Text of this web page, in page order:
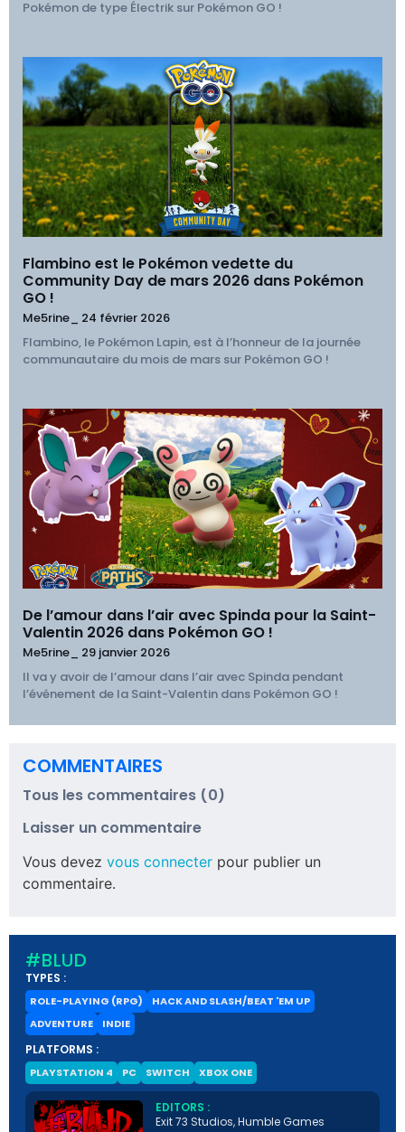
Pokémon de type Électrik sur Pokémon GO !
Flambino est le Pokémon vedette du
Community Day de mars 2026 dans Pokémon
GO !
Me5rine_ 24 février 2026
Flambino, le Pokémon Lapin, est à l’honneur de la journée
communautaire du mois de mars sur Pokémon GO !
De l’amour dans l’air avec Spinda pour la Saint-
Valentin 2026 dans Pokémon GO !
Me5rine_ 29 janvier 2026
Il va y avoir de l’amour dans l’air avec Spinda pendant
l’événement de la Saint-Valentin dans Pokémon GO !
COMMENTAIRES
Tous les commentaires (0)
Laisser un commentaire
Vous devez vous connecter pour publier un
commentaire.
#BLUD
TYPES :
ROLE-PLAYING (RPG)
HACK AND SLASH/BEAT 'EM UP
ADVENTURE
INDIE
PLATFORMS :
PLAYSTATION 4 PC SWITCH XBOX ONE
EDITORS :
Exit 73 Studios, Humble Games